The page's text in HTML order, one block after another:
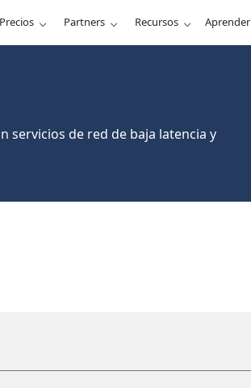
Precios Partners Recursos Aprender
servicios de red de baja latencia y